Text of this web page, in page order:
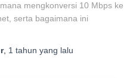
mengkonversi 10 Mbps ke
serta bagaimana ini
, 1 tahun yang lalu